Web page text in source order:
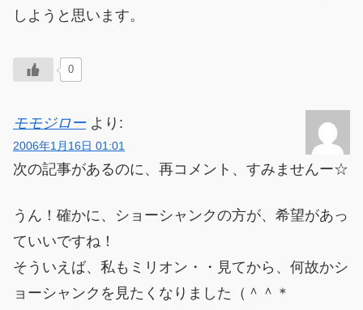
しようと思います。
0
モモジロー より:
2006年1月16日 01:01
次の記事があるのに、再コメント、すみませんー☆
うん！確かに、ショーシャンクの方が、希望があっ
ていいですね！
そういえば、私もミリオン・・見てから、何故かシ
ョーシャンクを見たくなりました（＾＾＊ゞ